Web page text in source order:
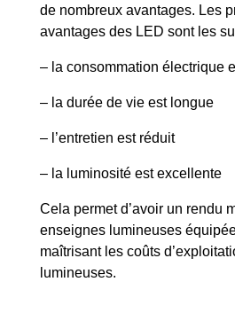
de nombreux avantages. Les
avantages des LED sont les
– la consommation électrique
– la durée de vie est longue
– l’entretien est réduit
– la luminosité est excellente
Cela permet d’avoir un rendu
enseignes lumineuses
maîtrisant les coûts
lumineuses.